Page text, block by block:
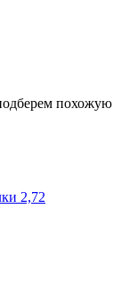
похожую
2,72